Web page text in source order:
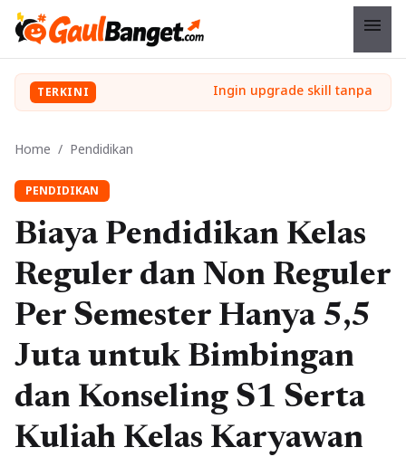
menu
TERKINI
Home / Pendidikan
PENDIDIKAN
Biaya Pendidikan Kelas
Reguler dan Non Reguler
Per Semester Hanya 5,5
Juta untuk Bimbingan
dan Konseling S1 Serta
Kuliah Kelas Karyawan